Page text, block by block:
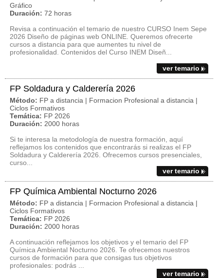
Gráfico
Duración: 72 horas
Revisa a continuación el temario de nuestro CURSO Inem Sepe
2026 Diseño de páginas web ONLINE. Queremos ofrecerte
cursos a distancia para que aumentes tu nivel de
profesionalidad. Contenidos del Curso INEM Diseñ...
ver temario
FP Soldadura y Calderería 2026
Método: FP a distancia | Formacion Profesional a distancia |
Ciclos Formativos
Temática: FP 2026
Duración: 2000 horas
Si te interesa la metodología de nuestra formación, aquí
reflejamos los contenidos que encontrarás si realizas el FP
Soldadura y Calderería 2026. Ofrecemos cursos presenciales,
curso...
ver temario
FP Química Ambiental Nocturno 2026
Método: FP a distancia | Formacion Profesional a distancia |
Ciclos Formativos
Temática: FP 2026
Duración: 2000 horas
A continuación reflejamos los objetivos y el temario del FP
Química Ambiental Nocturno 2026. Te ofrecemos nuestros
cursos de formación para que consigas tus objetivos
profesionales: podrás ...
ver temario